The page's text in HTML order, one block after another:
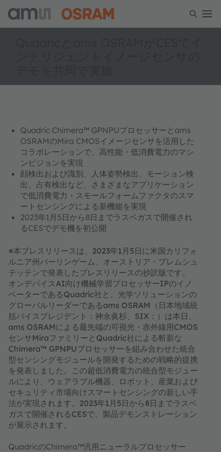
Quadric Chimera™ GPNPUプロセッサーとams
OSRAMのMira CMOSイメージセンサを活用した
コラボレーションで、高性能・低消費電力のマシ
ンビジョンを実現
顔検出および識別、人体姿勢検出、モーション検
出、占有検出など、さまざまなアプリケーション
で低消費電力・スモールフォームファクタのスマ
ートセンシングによる新機能を実現
2023年1月5日から8日までラスベガスで開催され
るCESでデモ機を初公開
※本プレスリリースは、2023年1月5日に米国カリフォ
ルニア州バーリンゲーム、オーストリア・プレムシュ
テッテンで発表したプレスリリースの抄訳版です。
オンデバイスAI向け機械学習プロセッサーIPのイノ
ベーターであるQuadric社と、光学ソリューションの
グローバルリーダーであるams OSRAM（日本地域統
括バイスプレジデント：神永眞杉、SIX：）は本日、
ams OSRAMによる最先端の可視光・赤外線用CMOS
センサMiraファミリーとQuadric社による斬新な
Chimera™ GPNPUプロセッサーを組み合わせた統合
型センシングモジュールを開発するための戦略的提携
を発表しました。この超低消費電力の統合型モジュー
ルにより、ウェアラブル機器、ロボット、産業および
セキュリティ市場向けスマートセンシングの新しい手
法が実現されます。2023年1月5日から8日までラスベ
ガスで開催されるCESで、製品デモンストレーション
が展示されます。
QuadricのChimera™汎用ニューラルプロセッサー